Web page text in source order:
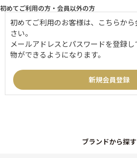
初めてご利用の方・会員以外の方
初めてご利用のお客様は、こちらか
さい。
メールアドレスとパスワードを登録
物ができるようになります。
ブランドから探す